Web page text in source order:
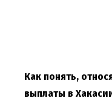
Как понять,
выплаты в